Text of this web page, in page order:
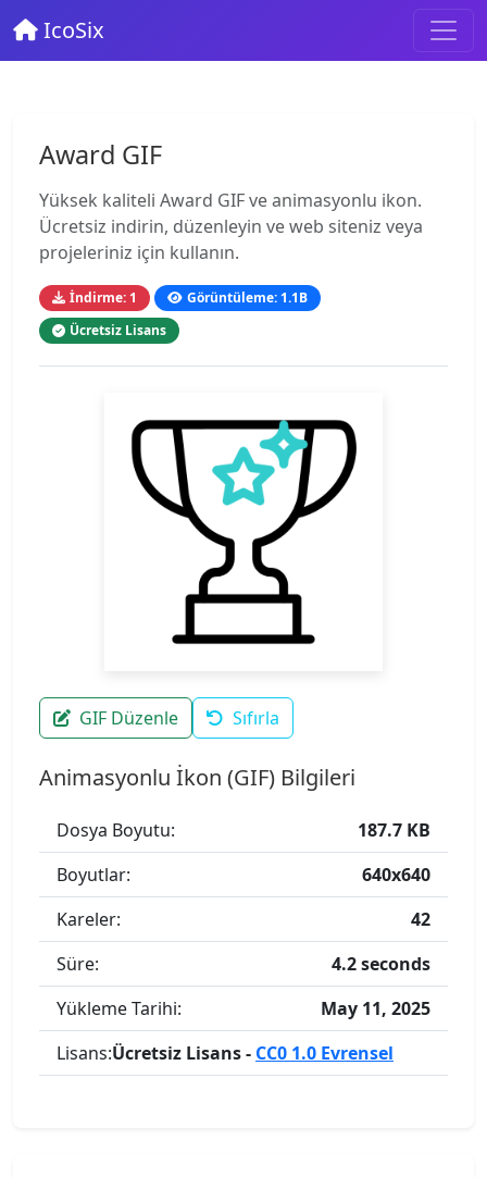
IcoSix
Award GIF
Yüksek kaliteli Award GIF ve animasyonlu ikon.
Ücretsiz indirin, düzenleyin ve web siteniz veya
projeleriniz için kullanın.
İndirme: 1
Görüntüleme: 1.1B
Ücretsiz Lisans
GIF Düzenle Sıfırla
Animasyonlu İkon (GIF) Bilgileri
Dosya Boyutu:
187.7 KB
Boyutlar:
640x640
Kareler:
42
Süre:
4.2 seconds
Yükleme Tarihi:
May 11, 2025
Lisans:Ücretsiz Lisans - CC0 1.0 Evrensel